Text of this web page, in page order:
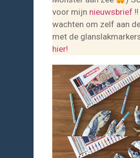
voor mijn nieuwsbrief
wachten om zelf aan
met de
hier!